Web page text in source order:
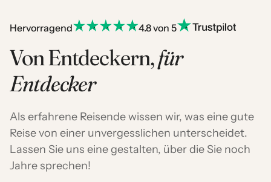
Hervorragend 4.8 von 5
Von Entdeckern,für
Entdecker
Als erfahrene Reisende wissen wir, was eine gute
Reise von einer unvergesslichen unterscheidet.
Lassen Sie uns eine gestalten, über die Sie noch
Jahre sprechen!